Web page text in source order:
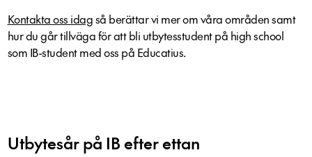
Kontakta oss idagså berättar vi mer om våra områden samt
hur du går tillväga för att bli utbytesstudent på high school
som IB-student med oss på Educatius.
Utbytesår på IB efter ettan